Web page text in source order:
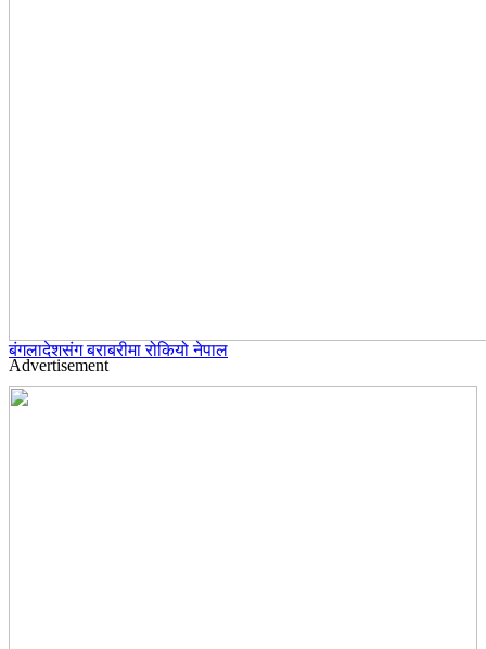
बंगलादेशसंग बराबरीमा रोकियो नेपाल
Advertisement